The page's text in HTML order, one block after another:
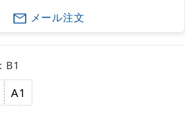
メール注文
: B1
A1